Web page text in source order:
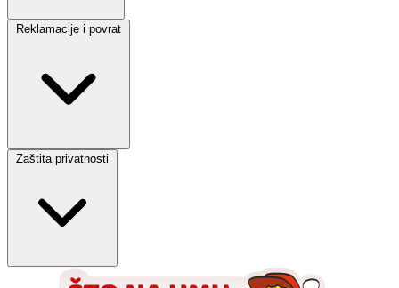
Reklamacije i povrat
Zaštita privatnosti